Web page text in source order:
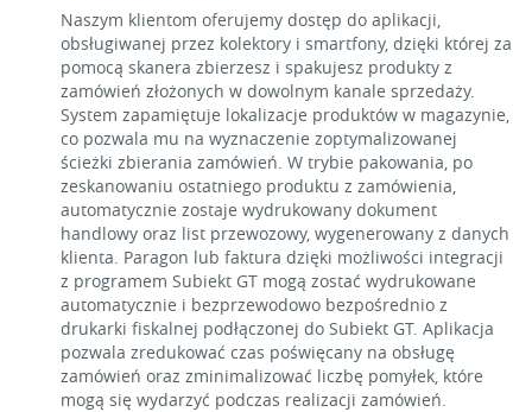
Naszym klientom oferujemy dostęp do aplikacji,
obsługiwanej przez kolektory i smartfony, dzięki której za
pomocą skanera zbierzesz i spakujesz produkty z
zamówień złożonych w dowolnym kanale sprzedaży.
System zapamiętuje lokalizacje produktów w magazynie,
co pozwala mu na wyznaczenie zoptymalizowanej
ścieżki zbierania zamówień. W trybie pakowania, po
zeskanowaniu ostatniego produktu z zamówienia,
automatycznie zostaje wydrukowany dokument
handlowy oraz list przewozowy, wygenerowany z danych
klienta. Paragon lub faktura dzięki możliwości integracji
z programem Subiekt GT mogą zostać wydrukowane
automatycznie i bezprzewodowo bezpośrednio z
drukarki fiskalnej podłączonej do Subiekt GT. Aplikacja
pozwala zredukować czas poświęcany na obsługę
zamówień oraz zminimalizować liczbę pomyłek, które
mogą się wydarzyć podczas realizacji zamówień.